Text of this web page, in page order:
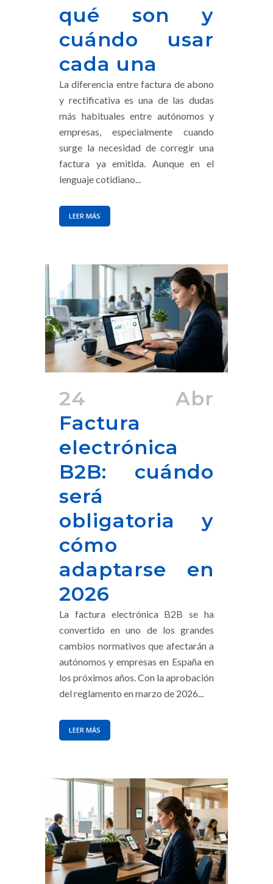
qué son y
cuándo usar
cada una
La diferencia entre factura de abono
y rectificativa es una de las dudas
más habituales entre autónomos y
empresas, especialmente cuando
surge la necesidad de corregir una
factura ya emitida. Aunque en el
lenguaje cotidiano...
LEER MÁS
24 Abr
Factura
electrónica
B2B: cuándo
será
obligatoria y
cómo
adaptarse en
2026
La factura electrónica B2B se ha
convertido en uno de los grandes
cambios normativos que afectarán a
autónomos y empresas en España en
los próximos años. Con la aprobación
del reglamento en marzo de 2026...
LEER MÁS